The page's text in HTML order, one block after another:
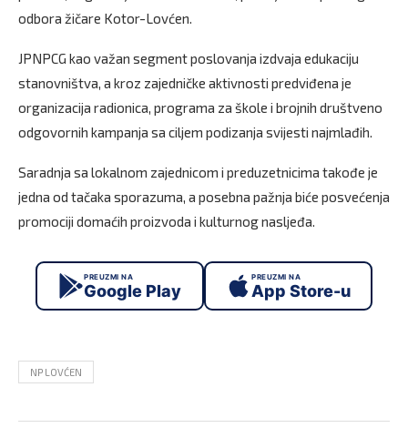
odbora žičare Kotor-Lovćen.
JPNPCG kao važan segment poslovanja izdvaja edukaciju
stanovništva, a kroz zajedničke aktivnosti predviđena je
organizacija radionica, programa za škole i brojnih društveno
odgovornih kampanja sa ciljem podizanja svijesti najmlađih.
Saradnja sa lokalnom zajednicom i preduzetnicima takođe je
jedna od tačaka sporazuma, a posebna pažnja biće posvećenja
promociji domaćih proizvoda i kulturnog nasljeđa.
PREUZMI NA
Google Play
PREUZMI NA
App Store-u
NP LOVĆEN